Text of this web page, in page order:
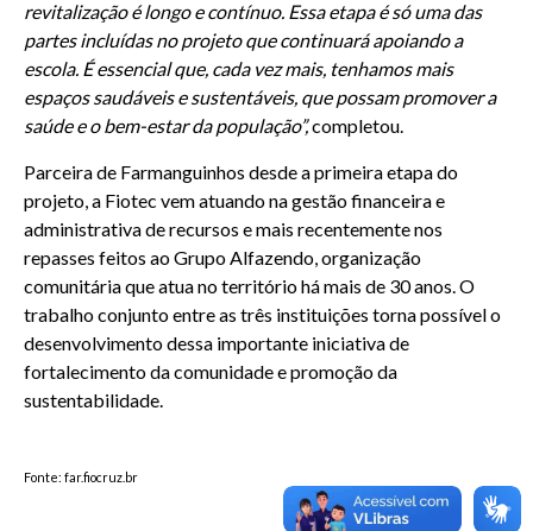
revitalização é longo e contínuo. Essa etapa é só uma das
partes incluídas no projeto que continuará apoiando a
escola. É essencial que, cada vez mais, tenhamos mais
espaços saudáveis e sustentáveis, que possam promover a
saúde e o bem-estar da população”,completou.
Parceira de Farmanguinhos desde a primeira etapa do
projeto, a Fiotec vem atuando na gestão financeira e
administrativa de recursos e mais recentemente nos
repasses feitos ao Grupo Alfazendo, organização
comunitária que atua no território há mais de 30 anos. O
trabalho conjunto entre as três instituições torna possível o
desenvolvimento dessa importante iniciativa de
fortalecimento da comunidade e promoção da
sustentabilidade.
Fonte: far.fiocruz.br